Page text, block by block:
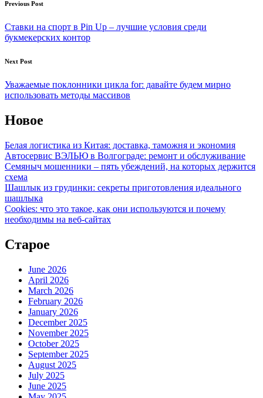
Post
navigation
Previous Post
Ставки на спорт в Pin Up – лучшие условия среди
букмекерских контор
Next Post
Уважаемые поклонники цикла for: давайте будем мирно
использовать методы массивов
Новое
Белая логистика из Китая: доставка, таможня и экономия
Автосервис ВЭЛЬЮ в Волгограде: ремонт и обслуживание
Семяныч мошенники – пять убеждений, на которых держится
схема
Шашлык из грудинки: секреты приготовления идеального
шашлыка
Cookies: что это такое, как они используются и почему
необходимы на веб-сайтах
Старое
June 2026
April 2026
March 2026
February 2026
January 2026
December 2025
November 2025
October 2025
September 2025
August 2025
July 2025
June 2025